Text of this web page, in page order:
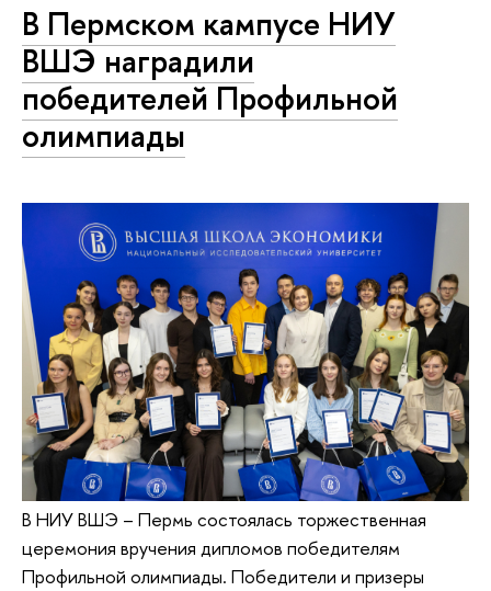
В Пермском кампусе НИУ
ВШЭ наградили
победителей Профильной
олимпиады
В НИУ ВШЭ – Пермь состоялась торжественная
церемония вручения дипломов победителям
Профильной олимпиады. Победители и призеры